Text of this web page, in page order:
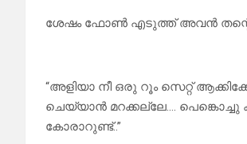
ശേഷം ഫോൺ എടുത്ത് അവൻ തന്റെ
“അളിയാ നീ ഒരു റൂം സെറ്റ്
ചെയ്യാൻ മറക്കല്ലേ….
കോരാറുണ്ട്..”